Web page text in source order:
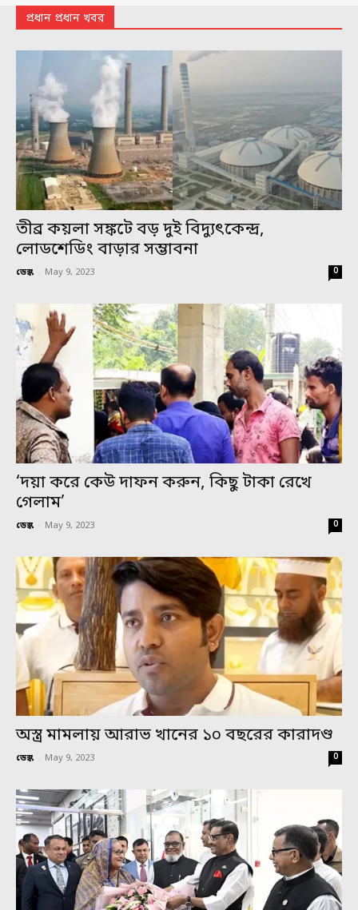
প্রধান প্রধান খবর
তীব্র কয়লা সঙ্কটে বড় দুই বিদ্যুৎকেন্দ্র,
লোডশেডিং বাড়ার সম্ভাবনা
ডেস্ক - May 9, 2023 0
‘দয়া করে কেউ দাফন করুন, কিছু টাকা রেখে
গেলাম’
ডেস্ক - May 9, 2023 0
অস্ত্র মামলায় আরাভ খানের ১০ বছরের কারাদণ্ড
ডেস্ক - May 9, 2023 0